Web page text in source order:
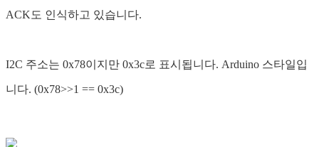
ACK도 인식하고 있습니다.
I2C 주소는 0x78이지만 0x3c로 표시됩니다. Arduino 스타일입
니다. (0x78>>1 == 0x3c)